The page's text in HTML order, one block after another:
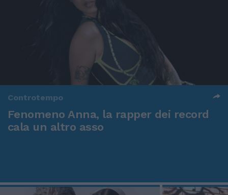
Controtempo
Fenomeno Anna, la rapper dei record
cala un altro asso